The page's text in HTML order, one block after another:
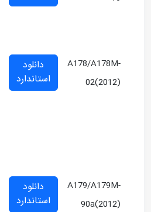
A178/A178M-
02(2012)
دانلود
استاندارد
A179/A179M-
90a(2012)
دانلود
استاندارد